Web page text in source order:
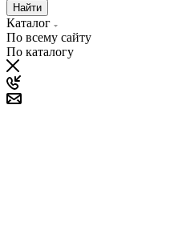
Найти
Каталог
По всему сайту
По каталогу